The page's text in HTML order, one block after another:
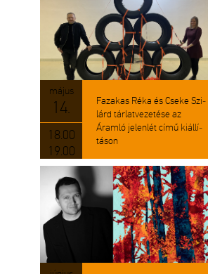
május
14.
18.00
19.00
Fa­za­kas Réka és Cseke Szi­
lárd tár­lat­ve­ze­té­se az
Áram­ló je­len­lét című ki­ál­lí­
tá­son